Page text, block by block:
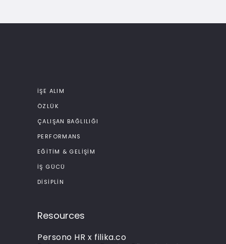
İŞE ALIM
ÖZLÜK
ÇALIŞAN BAĞLILIĞI
PERFORMANS
EĞITIM & GELIŞIM
İŞ GÜCÜ
DISIPLIN
Resources
Persono HR x filika.co